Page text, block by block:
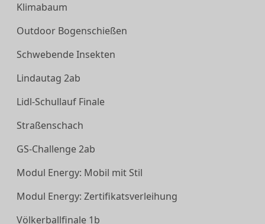
Klimabaum
Outdoor Bogenschießen
Schwebende Insekten
Lindautag 2ab
Lidl-Schullauf Finale
Straßenschach
GS-Challenge 2ab
Modul Energy: Mobil mit Stil
Modul Energy: Zertifikatsverleihung
Völkerballfinale 1b